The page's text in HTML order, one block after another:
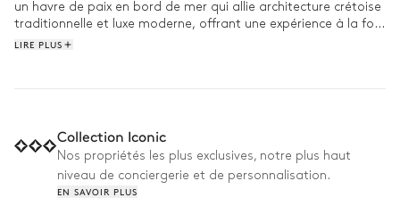
un havre de paix en bord de mer qui allie architecture crétoise
traditionnelle et luxe moderne, offrant une expérience à la fois
authentique et sophistiquée. Grâce à son emplacement isolé,
dans la piscine à débordement, où l'eau semble se fondre
sans effort dans l'horizon, créant ainsi une atmosphère
paisible. Lorsque le soleil se lève, vous pouvez vous retirer
dans le sauna privé pour un moment de relaxation profonde,
LIRE PLUS
Collection Iconic
Nos propriétés les plus exclusives, notre plus haut
niveau de conciergerie et de personnalisation.
EN SAVOIR PLUS